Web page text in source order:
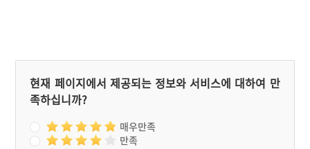
현재 페이지에서 제공되는 정보와 서비스에 대하여 만
족하십니까?
매우만족
만족